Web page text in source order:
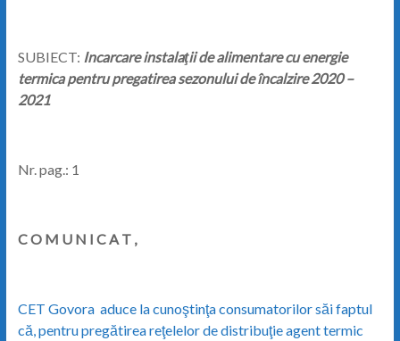
SUBIECT: Incarcare instalaţii de alimentare cu energie
termica pentru pregatirea sezonului de încalzire 2020 –
2021
Nr. pag.: 1
C O M U N I C A T ,
CET Govora aduce la cunoştinţa consumatorilor săi faptul
că, pentru pregătirea reţelelor de distribuţie agent termic